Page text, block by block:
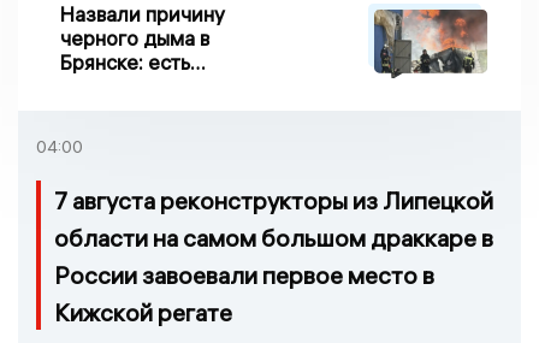
Назвали причину
черного дыма в
Брянске: есть
04:00
7 августа реконструкторы из Липецкой
области на самом большом драккаре в
России завоевали первое место в
Кижской регате